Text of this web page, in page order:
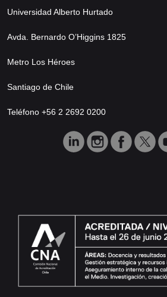
Universidad Alberto Hurtado
Avda. Bernardo O’Higgins 1825
Metro Los Héroes
Santiago de Chile
Teléfono +56 2 2692 0200